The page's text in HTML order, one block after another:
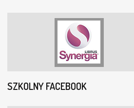
SZKOLNY FACEBOOK